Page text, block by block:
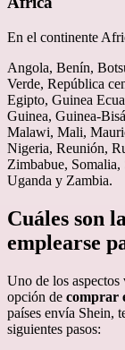
En el continente
Angola, Benín,
Verde, República
Egipto, Guinea
Guinea, Guinea-
Malawi, Mali,
Nigeria, Reunión,
Zimbabue,
Uganda y Zambia.
Cuáles son
emplearse
Uno de los
opción de comprar
países envía Shein,
siguientes pasos: